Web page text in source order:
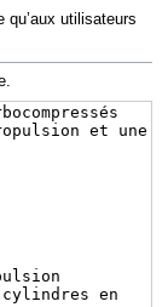
qu’aux utilisateurs